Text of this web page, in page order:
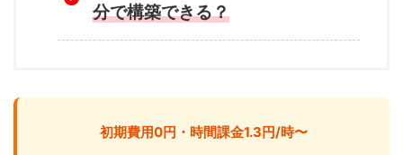
分で構築できる？
初期費用0円・時間課金1.3円/時〜